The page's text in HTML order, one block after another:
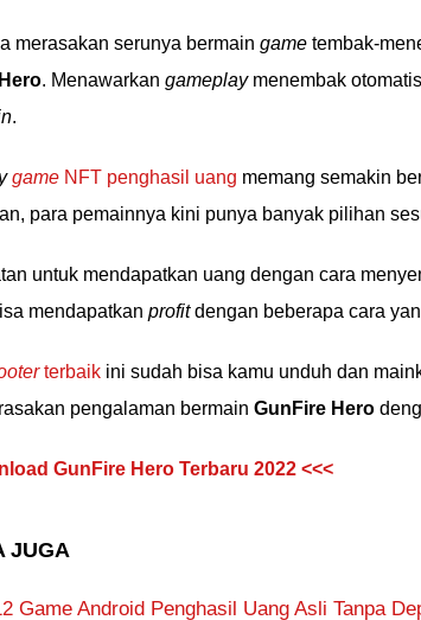
merasakan serunya bermain game tembak-
. Menawarkan gameplaymenembak
.
game NFT penghasil uang memang semakin
para pemainnya kini punya banyak pilihan
untuk mendapatkan uang dengan cara
mendapatkan profitdengan beberapa cara
terbaik ini sudah bisa kamu unduh dan
pengalaman bermain GunFire Hero
GunFire Hero Terbaru 2022 <<<
JUGA
Game Android Penghasil Uang Asli Tanpa